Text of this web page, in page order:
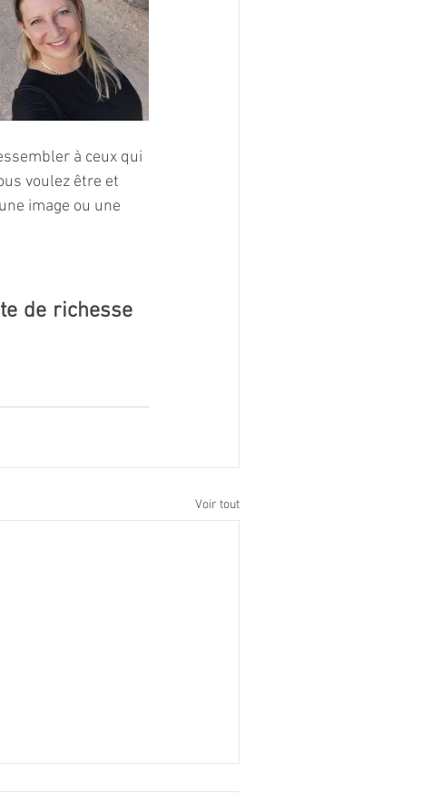
à ceux qui
voulez être et
image ou une
de richesse
Voir tout